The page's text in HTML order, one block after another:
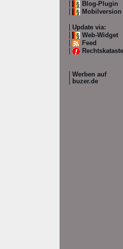
Blog-Plugin
Mobilversion
Update via:
Web-Widget
Feed
Werben auf
buzer.de